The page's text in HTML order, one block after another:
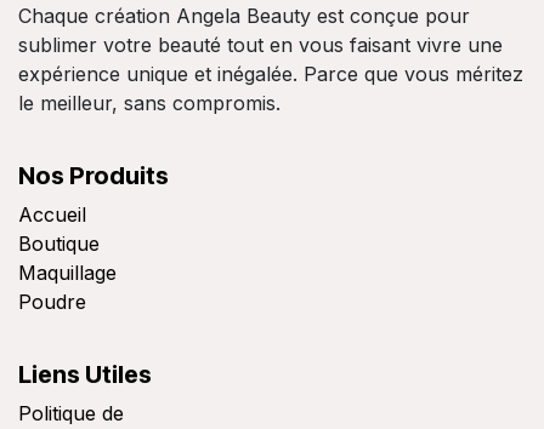
Chaque création Angela Beauty est conçue pour
sublimer votre beauté tout en vous faisant vivre une
expérience unique et inégalée. Parce que vous méritez
le meilleur, sans compromis.
Nos Produits
Accueil
Boutique
Maquillage
Poudre
Liens Utiles
Politique de